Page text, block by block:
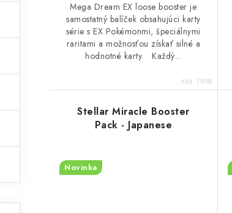
Mega Dream EX loose booster je
samostatný balíček obsahujúci karty
série s EX Pokémonmi, špeciálnymi
raritami a možnosťou získať silné a
hodnotné karty. Každý...
Kód: 11958
Stellar Miracle Booster
Pack - Japanese
Novinka